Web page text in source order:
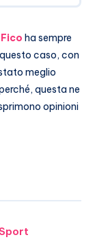
ha sempre
caso, con
meglio
questa ne
opinioni